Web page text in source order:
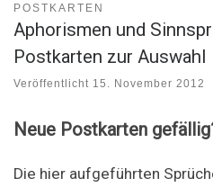
POSTKARTEN
Aphorismen und
Postkarten zur Auswahl
Veröffentlicht 15. November 2012
Neue Postkarten
Die hier aufgeführten